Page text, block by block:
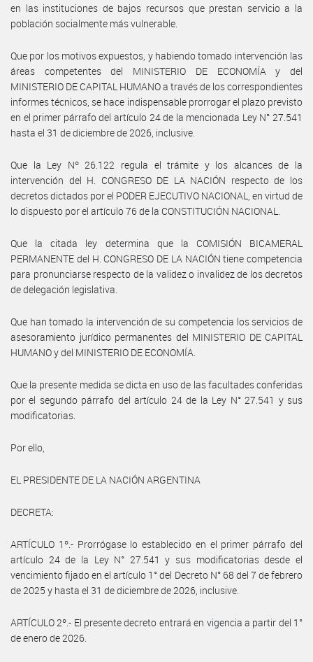
en las instituciones de bajos recursos que prestan servicio a la
población socialmente más vulnerable.
Que por los motivos expuestos, y habiendo tomado intervención las
áreas competentes del MINISTERIO DE ECONOMÍA y del
MINISTERIO DE CAPITAL HUMANO a través de los correspondientes
informes técnicos, se hace indispensable prorrogar el plazo previsto
en el primer párrafo del artículo 24 de la mencionada Ley N° 27.541
hasta el 31 de diciembre de 2026, inclusive.
Que la Ley Nº 26.122 regula el trámite y los alcances de la
intervención del H. CONGRESO DE LA NACIÓN respecto de los
decretos dictados por el PODER EJECUTIVO NACIONAL, en virtud de
lo dispuesto por el artículo 76 de la CONSTITUCIÓN NACIONAL.
Que la citada ley determina que la COMISIÓN BICAMERAL
PERMANENTE del H. CONGRESO DE LA NACIÓN tiene competencia
para pronunciarse respecto de la validez o invalidez de los decretos
de delegación legislativa.
Que han tomado la intervención de su competencia los servicios de
asesoramiento jurídico permanentes del MINISTERIO DE CAPITAL
HUMANO y del MINISTERIO DE ECONOMÍA.
Que la presente medida se dicta en uso de las facultades conferidas
por el segundo párrafo del artículo 24 de la Ley N° 27.541 y sus
modificatorias.
Por ello,
EL PRESIDENTE DE LA NACIÓN ARGENTINA
DECRETA:
ARTÍCULO 1º.- Prorrógase lo establecido en el primer párrafo del
artículo 24 de la Ley N° 27.541 y sus modificatorias desde el
vencimiento fijado en el artículo 1° del Decreto N° 68 del 7 de febrero
de 2025 y hasta el 31 de diciembre de 2026, inclusive.
ARTÍCULO 2º.- El presente decreto entrará en vigencia a partir del 1°
de enero de 2026.